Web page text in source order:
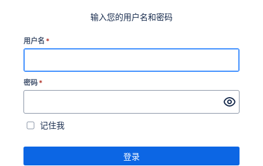
输入您的用户名和密码
用户名 *
密码 *
记住我
登录